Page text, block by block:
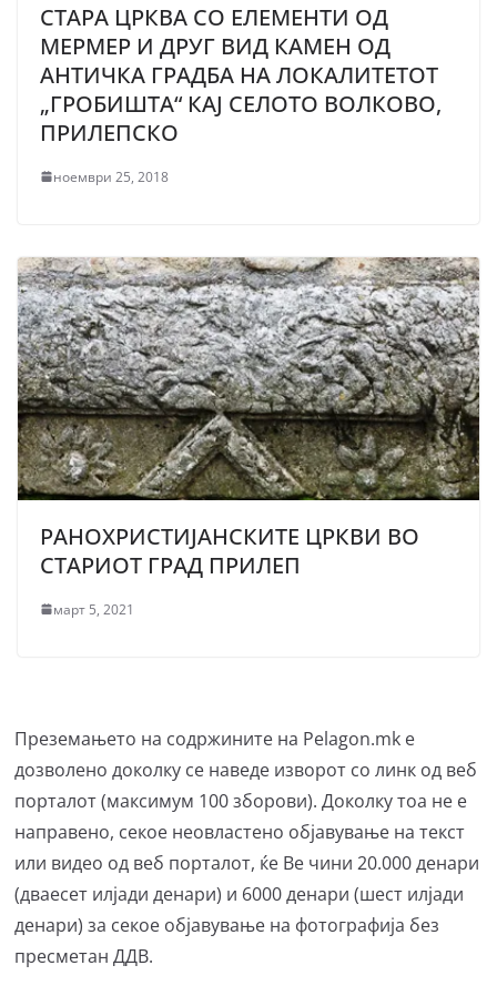
СТАРА ЦРКВА СО ЕЛЕМЕНТИ ОД
МЕРМЕР И ДРУГ ВИД КАМЕН ОД
АНТИЧКА ГРАДБА НА ЛОКАЛИТЕТОТ
„ГРОБИШТА“ КАЈ СЕЛОТО ВОЛКОВО,
ПРИЛЕПСКО
ноември 25, 2018
РАНОХРИСТИЈАНСКИТЕ ЦРКВИ ВО
СТАРИОТ ГРАД ПРИЛЕП
март 5, 2021
Преземањето на содржините на Pelagon.mk е
дозволено доколку се наведе изворот со линк од веб
порталот (максимум 100 зборови). Доколку тоа не е
направено, секое неовластено објавување на текст
или видео од веб порталот, ќе Ве чини 20.000 денари
(дваесет илјади денари) и 6000 денари (шест илјади
денари) за секое објавување на фотографија без
пресметан ДДВ.